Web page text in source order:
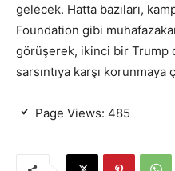
gelecek. Hatta bazıları,
Foundation gibi
görüşerek, ikinci bir Trump
sarsıntıya karşı korunmaya
Page Views: 485